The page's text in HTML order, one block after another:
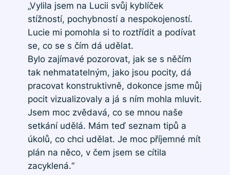
„Vylila jsem na Lucii svůj kyblíček
stížností, pochybností a nespokojeností.
Lucie mi pomohla si to roztřídit a podívat
se, co se s čím dá udělat.
Bylo zajímavé pozorovat, jak se s něčím
tak nehmatatelným, jako jsou pocity, dá
pracovat konstruktivně, dokonce jsme můj
pocit vizualizovaly a já s ním mohla mluvit.
Jsem moc zvědavá, co se mnou naše
setkání udělá. Mám teď seznam tipů a
úkolů, co chci udělat. Je moc příjemné mít
plán na něco, v čem jsem se cítila
zacyklená.“